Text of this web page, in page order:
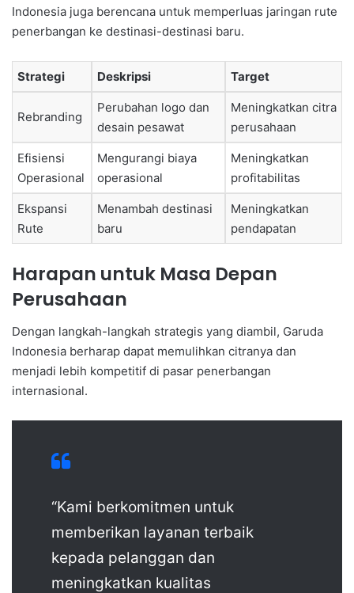
Indonesia juga berencana untuk memperluas jaringan rute
penerbangan ke destinasi-destinasi baru.
Strategi Deskripsi Target
Rebranding
Perubahan logo dan
desain pesawat
Meningkatkan citra
perusahaan
Efisiensi
Operasional
Mengurangi biaya
operasional
Meningkatkan
profitabilitas
Ekspansi
Rute
Menambah destinasi
baru
Meningkatkan
pendapatan
Harapan untuk Masa Depan
Perusahaan
Dengan langkah-langkah strategis yang diambil, Garuda
Indonesia berharap dapat memulihkan citranya dan
menjadi lebih kompetitif di pasar penerbangan
internasional.
“Kami berkomitmen untuk
memberikan layanan terbaik
kepada pelanggan dan
meningkatkan kualitas